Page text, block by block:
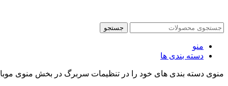
جستجو
منو
دسته بندی ها
منوی دسته بندی های خود را در تنظیمات سربرگ در بخش منوی